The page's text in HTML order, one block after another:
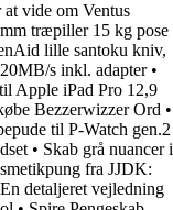
vide om Ventus
træpiller 15 kg pose
lille santoku kniv,
s inkl. adapter•
Apple iPad Pro 12,9
Bezzerwizzer Ord •
til P-Watch gen.2
• Skab grå nuancer i
fra JJDK:
En detaljeret vejledning